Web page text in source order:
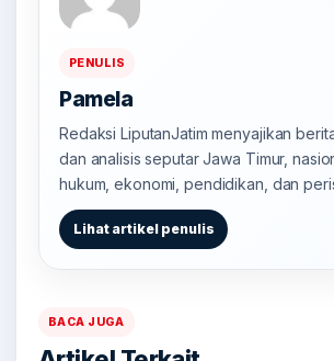
PENULIS
Pamela
Redaksi LiputanJatim menyajikan
dan analisis seputar Jawa Timur,
hukum, ekonomi, pendidikan, dan
Lihat artikel penulis
BACA JUGA